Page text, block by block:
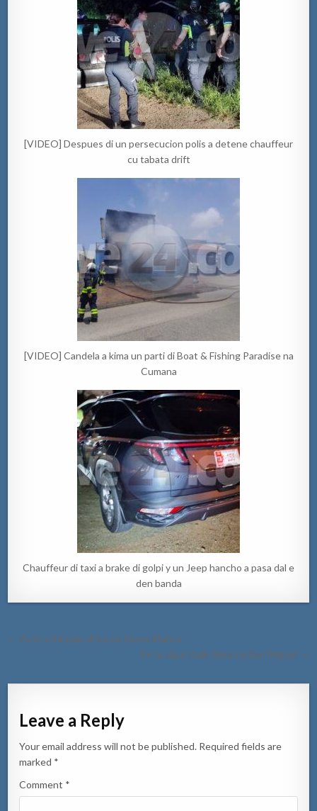
[VIDEO] Despues di un persecucion polis a detene chauffeur
cu tabata drift
[VIDEO] Candela a kima un parti di Boat & Fishing Paradise na
Cumana
Chauffeur di taxi a brake di golpi y un Jeep hancho a pasa dal e
den banda
Post
← Auto a dal palo di luz na Seroe Blanco
Ex ta sigui stalk dama na San Miguel →
Leave a Reply
Your email address will not be published. Required fields are
marked *
Comment *